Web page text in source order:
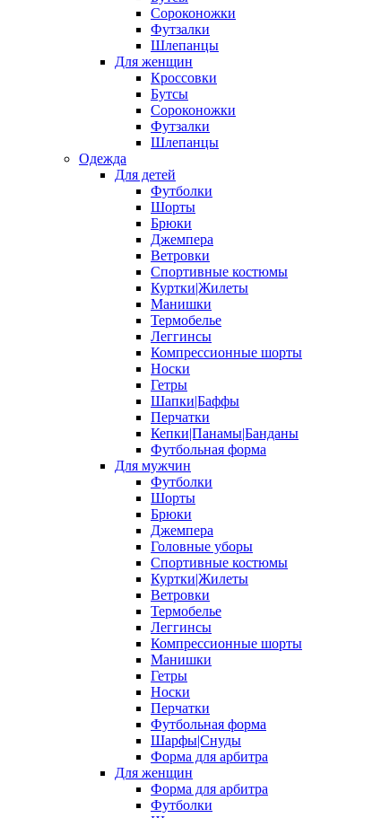
Сороконожки
Футзалки
Шлепанцы
Для женщин
Кроссовки
Бутсы
Сороконожки
Футзалки
Шлепанцы
Одежда
Для детей
Футболки
Шорты
Брюки
Джемпера
Ветровки
Спортивные костюмы
Куртки|Жилеты
Манишки
Термобелье
Леггинсы
Компрессионные шорты
Носки
Гетры
Шапки|Баффы
Перчатки
Кепки|Панамы|Банданы
Футбольная форма
Для мужчин
Футболки
Шорты
Брюки
Джемпера
Головные уборы
Спортивные костюмы
Куртки|Жилеты
Ветровки
Термобелье
Леггинсы
Компрессионные шорты
Манишки
Гетры
Носки
Перчатки
Футбольная форма
Шарфы|Снуды
Форма для арбитра
Для женщин
Форма для арбитра
Футболки